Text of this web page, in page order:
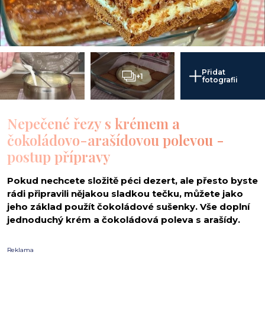
+1
Přidat
fotografii
Nepečené řezy s krémem a
čokoládovo-arašídovou polevou -
postup přípravy
Pokud nechcete složitě péci dezert, ale přesto byste
rádi připravili nějakou sladkou tečku, můžete jako
jeho základ použít čokoládové sušenky. Vše doplní
jednoduchý krém a čokoládová poleva s arašídy.
Reklama